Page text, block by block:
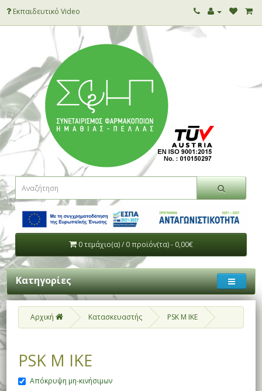
Εκπαιδευτικό Video
0 τεμάχιο(α) / 0 προϊόν(τα) - 0,00€
Κατηγορίες
Αρχική Κατασκευαστής PSK M IKE
PSK M IKE
Απόκρυψη μη-κινήσιμων